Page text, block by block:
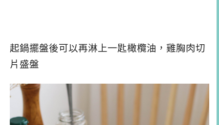
起鍋擺盤後可以再淋上一匙橄欖油，雞胸肉切
片盛盤